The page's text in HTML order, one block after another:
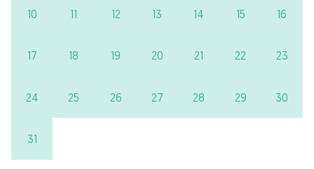
10 11 12 13 14 15 16
17 18 19 20 21 22 23
24 25 26 27 28 29 30
31